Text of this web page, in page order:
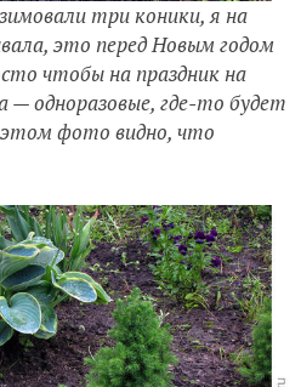
три коники, я на
это перед Новым годом
чтобы на праздник на
одноразовые, где-то будет
фото видно, что